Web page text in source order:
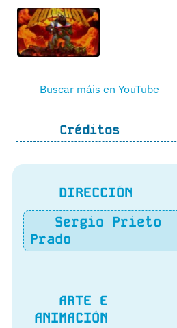
Buscar máis en YouTube
Créditos
DIRECCIÓN
Sergio Prieto
Prado
ARTE E
ANIMACIÓN